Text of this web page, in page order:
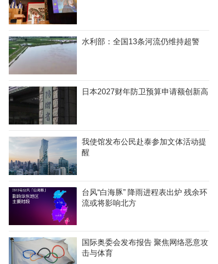
水利部：全国13条河流仍维持超警
日本2027财年防卫预算申请额创新高
我使馆发布公民赴泰参加文体活动提
醒
台风“白海豚” 降雨进程表出炉 残余环
流或将影响北方
国际奥委会发布报告 聚焦网络恶意攻
击与体育